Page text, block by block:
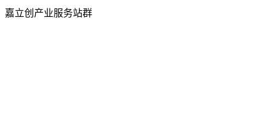
嘉立创产业服务站群